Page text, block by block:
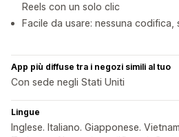
Reels con un solo clic
Facile da usare: nessuna
App più diffuse tra i negozi simili al tuo
Con sede negli Stati Uniti
Lingue
Inglese. Italiano. Giapponese.